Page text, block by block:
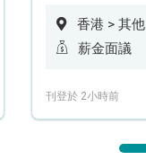
香港 > 其他
薪金面議
刊登於 2小時前